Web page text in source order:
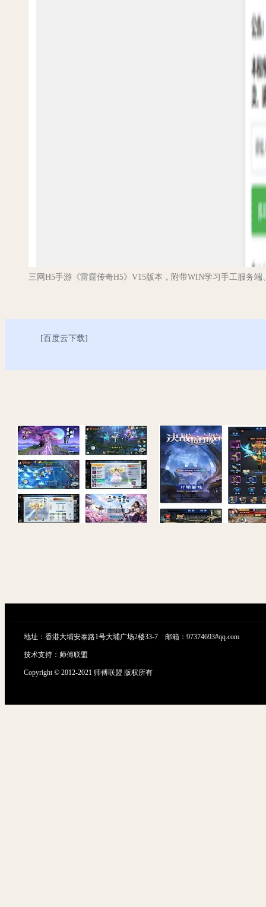
三网H5手游《雷霆传奇H5》V15版本，附带WIN学习手工服务
[ 百度云下载]
地址：香港大埔安泰路1号大埔广场2楼33-7 邮箱：97374693#qq.com
技术支持： 师傅联盟
Copyright © 2012-2021 师傅联盟 版权所有